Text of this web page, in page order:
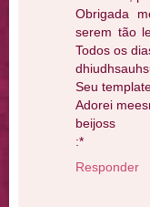
Obrigada
serem tão
Todos os
Seu
Adorei
beijoss
:*
Responder